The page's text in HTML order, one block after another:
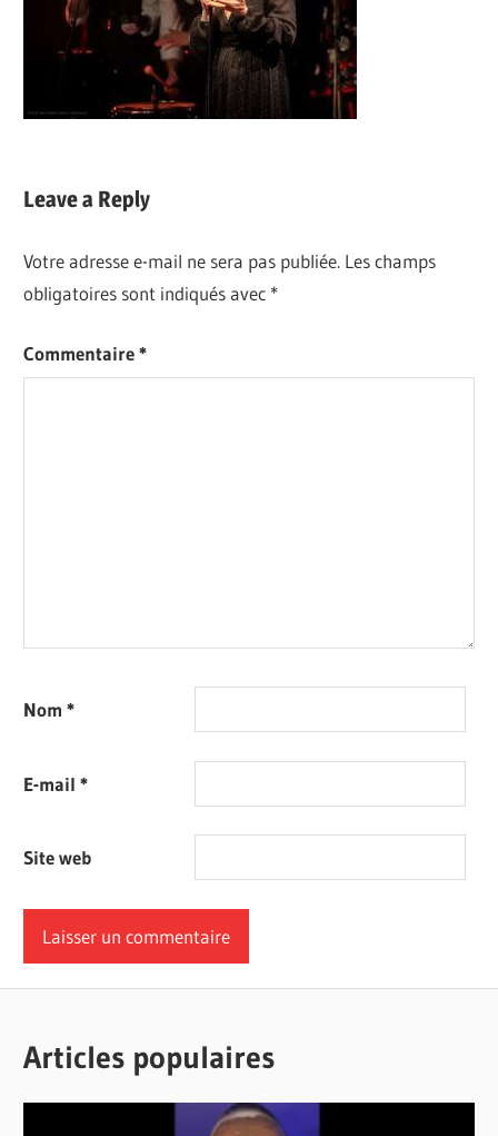
Leave a Reply
Votre adresse e-mail ne sera pas publiée. Les champs
obligatoires sont indiqués avec *
Commentaire*
Nom*
E-mail*
Site web
Articles populaires